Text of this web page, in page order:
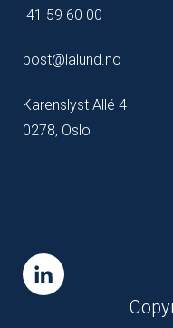
41 59 60 00
post@lalund.no
Karenslyst Allé 4
0278, Oslo